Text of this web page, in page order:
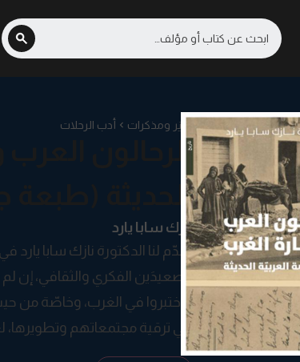
سِيَر ومذكرات أدب الرحلات
الرحالون
الحديثة (طبعة
نازك سابا يارد
تقدّم لنا الدكتورة نازك سابا
الصعيدَين الفكري والثقافي، إن لم
واختبروا في الغرب، وخاصّة من
في ترقية مجتمعاتهم وتطويرها،
مع انتباه معظمهم إلى ضرورة